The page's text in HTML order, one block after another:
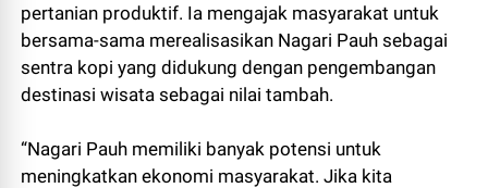
pertanian produktif. Ia mengajak masyarakat untuk
bersama-sama merealisasikan Nagari Pauh sebagai
sentra kopi yang didukung dengan pengembangan
destinasi wisata sebagai nilai tambah.
“Nagari Pauh memiliki banyak potensi untuk
meningkatkan ekonomi masyarakat. Jika kita